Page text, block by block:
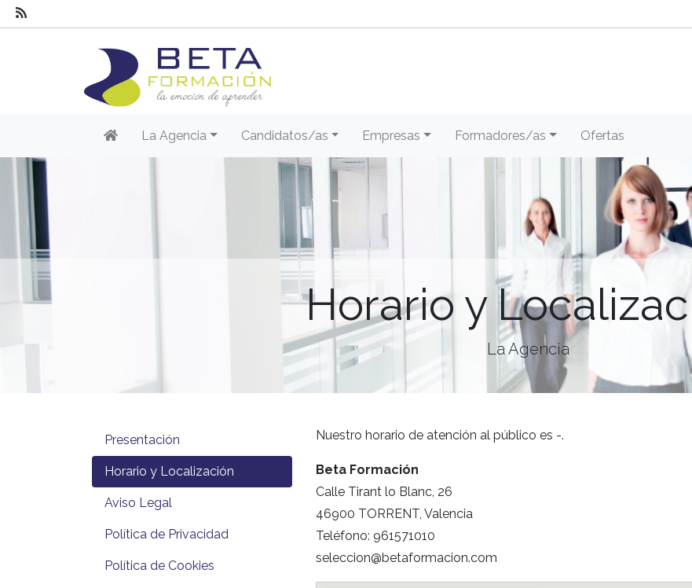
La Agencia Candidatos/as Empresas Formadores/as Ofertas
Horario y
La Agencia
Presentación
Horario y Localización
Aviso Legal
Política de Privacidad
Política de Cookies
Nuestro horario de atención al público es -.
Beta Formación
Calle Tirant lo Blanc, 26
46900 TORRENT, Valencia
Teléfono: 961571010
seleccion@betaformacion.com